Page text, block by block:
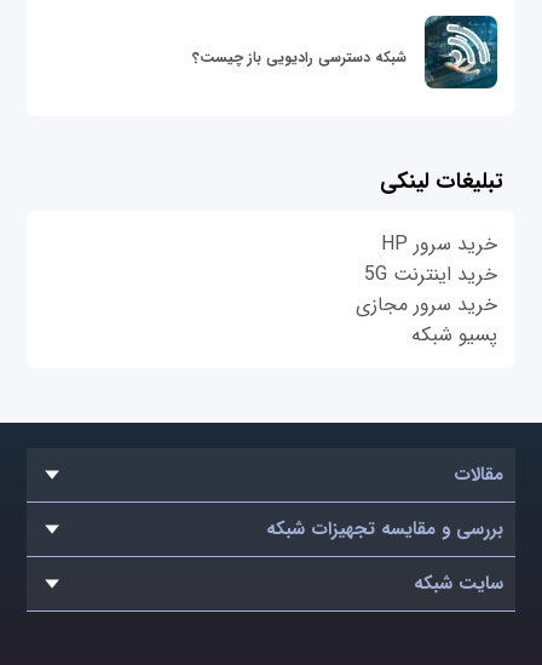
شبکه دسترسی رادیویی باز چیست؟
تبلیغات لینکی
خرید سرور HP
خرید اینترنت 5G
خرید سرور مجازی
پسیو شبکه
مقالات
بررسی و مقایسه تجهیزات شبکه
سایت شبکه